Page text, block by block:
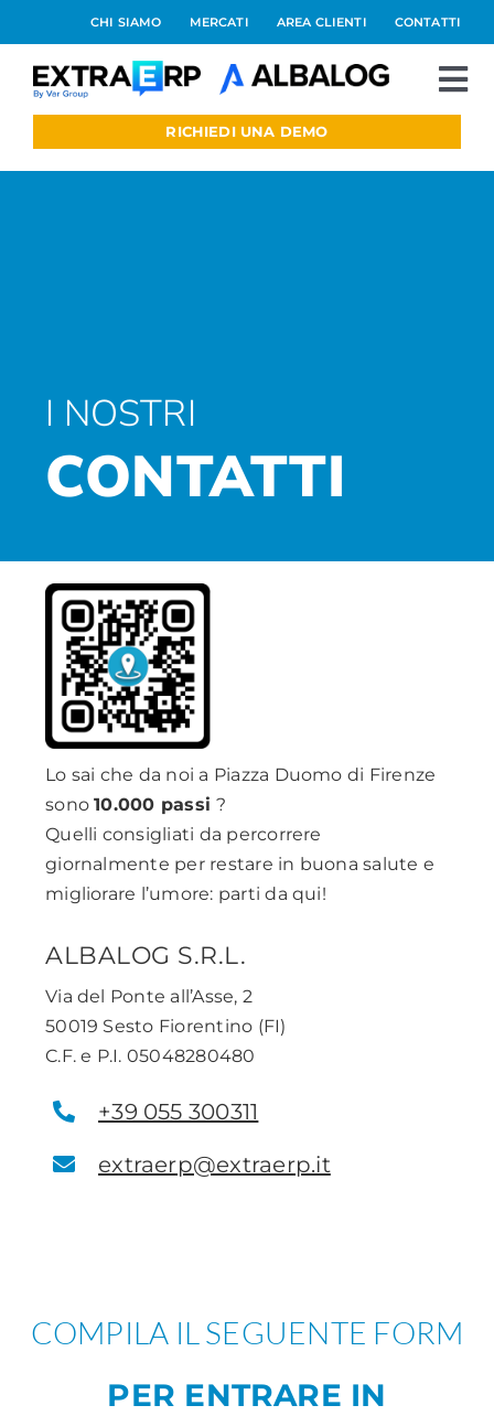
al
contenuto
CHI SIAMO MERCATI AREA CLIENTI CONTATTI
Extraerp Aree
Preventivo online
RICHIEDI UNA DEMO
I NOSTRI
CONTATTI
Lo sai che da noi a Piazza Duomo di Firenze
sono10.000 passi?
Quelli consigliati da percorrere
giornalmente per restare in buona salute e
migliorare l’umore: parti da qui!
ALBALOG S.R.L.
Via del Ponte all’Asse, 2
50019 Sesto Fiorentino (FI)
C.F. e P.I. 05048280480
+39 055 300311
extraerp@extraerp.it
COMPILA IL SEGUENTE FORM
PER ENTRARE IN